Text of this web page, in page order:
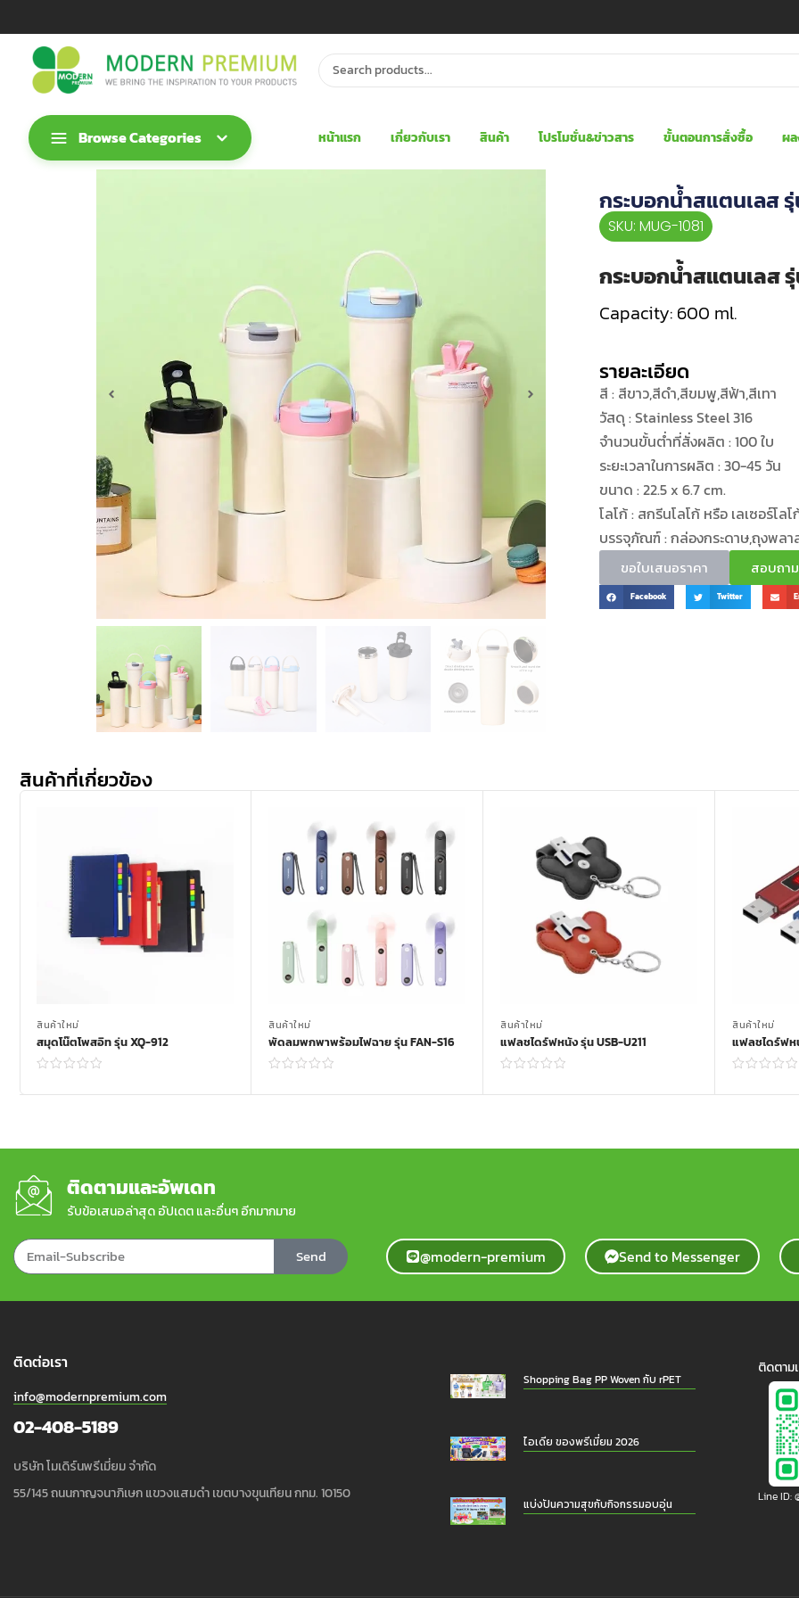
Browse Categories หน้าแรก เกี่ยวกับเรา สินค้า โปรโมชั่น&ข่าวสาร ขั้นตอนการสั่งซื้อ ผ
กระบอกน้ำสแตนเลส รุ่
SKU: MUG-1081
กระบอกน้ำสแตนเลส
Capacity: 600 ml.
รายละเอียด
สี : สีขาว,สีดำ,สีขมพู,สีฟ้า,สีเทา
วัสดุ : Stainless Steel 316
จำนวนขั้นต่ำที่สั่งผลิต : 100 ใบ
ระยะเวลาในการผลิต : 30-45 วัน
ขนาด : 22.5 x 6.7 cm.
โลโก้ : สกรีนโลโก้ หรือ เลเซอร์โลโ
บรรจุภัณฑ์ : กล่องกระดาษ,ถุงพล
ขอใบเสนอราคา สอบถา
Facebook Twitter
สินค้าที่เกี่ยวข้อง
สินค้าใหม่
สมุดโน๊ตโพสอิท รุ่น XQ-912
Read more
สินค้าใหม่
พัดลมพกพาพร้อมไฟฉาย รุ่น FAN-S16
Read more
สินค้าใหม่
แฟลชไดร์ฟหนัง รุ่น USB-U211
Read more
สินค้าใหม่
แฟลชไดร์ฟห
ติดตามและอัพเดท
รับข้อเสนอล่าสุด อัปเดต และอื่นๆ อีกมากมาย
Send @modern-premium Send to Messenger
ติดต่อเรา
info@modernpremium.com
02-408-5189
บริษัท โมเดิร์นพรีเมี่ยม จำกัด
55/145 ถนนกาญจนาภิเษก แขวงแสมดำ เขตบางขุนเทียน กทม. 10150
Shopping Bag PP Woven กับ rPET
ไอเดีย ของพรีเมี่ยม 2026
แบ่งปันความสุขกับกิจกรรมอบอุ่น
ติดตาม
Line ID: